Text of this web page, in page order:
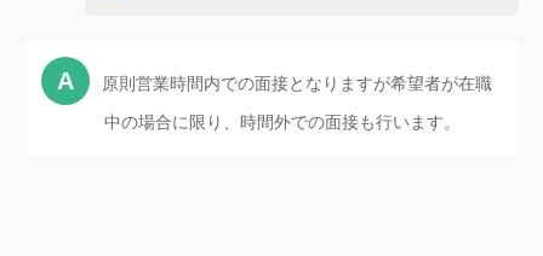
原則営業時間内での面接となりますが希望者が在職
中の場合に限り、時間外での面接も行います。